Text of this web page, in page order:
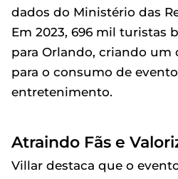
dados do Ministério das
Em 2023, 696 mil turistas
para Orlando, criando um
para o consumo de
entretenimento.
Atraindo Fãs e
Villar destaca que o